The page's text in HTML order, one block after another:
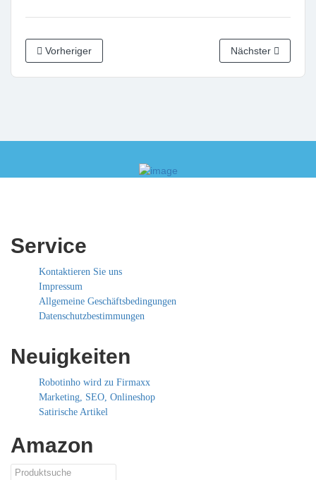
Vorheriger Nächster
Service
Kontaktieren Sie uns
Impressum
Allgemeine Geschäftsbedingungen
Datenschutzbestimmungen
Neuigkeiten
Robotinho wird zu Firmaxx
Marketing, SEO, Onlineshop
Satirische Artikel
Amazon